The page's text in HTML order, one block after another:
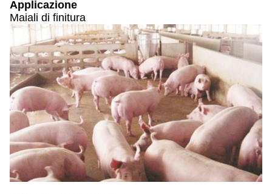
Applicazione
Maiali di finitura